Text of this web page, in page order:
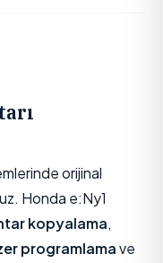
orijinal
Honda e:Ny1
kopyalama,
programlamave